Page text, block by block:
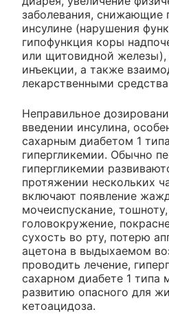
заболевания, снижающие
инсулине (нарушения
гипофункция коры
или щитовидной железы),
инъекции, а также
лекарственными
Неправильное
введении инсулина,
сахарным диабетом 1
гипергликемии. Обычно
гипергликемии
протяжении нескольких
включают появление
мочеиспускание, тошноту,
головокружение,
сухость во рту, потерю
ацетона в выдыхаемом
проводить лечение,
сахарном диабете 1 типа
развитию опасного для
кетоацидоза.